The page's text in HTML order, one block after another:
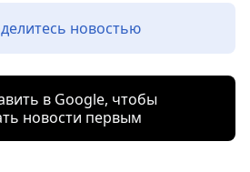
новостью
в Google, чтобы
новости первым